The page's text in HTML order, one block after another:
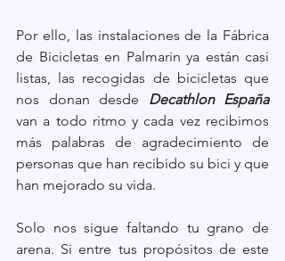
Por ello, las instalaciones de la Fábrica
de Bicicletas en Palmarin ya están casi
listas, las recogidas de bicicletas que
nos donan desde Decathlon España
van a todo ritmo y cada vez recibimos
más palabras de agradecimiento de
personas que han recibido su bici y que
han mejorado su vida.
Solo nos sigue faltando tu grano de
arena. Si entre tus propósitos de este